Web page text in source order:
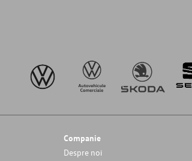
Companie
Despre noi